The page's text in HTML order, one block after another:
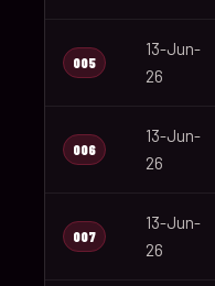
005
13-Jun-
26
006
13-Jun-
26
007
13-Jun-
26